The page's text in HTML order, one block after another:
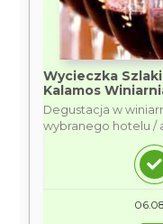
Wycieczka
Kalamos
Degustacja w
wybranego hotelu /